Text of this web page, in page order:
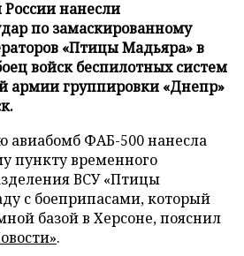
нанесли
по замаскированному
«Птицы Мадьяра» в
войск беспилотных систем
армии группировки «Днепр»
авиабомб ФАБ-500 нанесла
пункту временного
ВСУ «Птицы
с боеприпасами, который
базой в Херсоне, пояснил
.